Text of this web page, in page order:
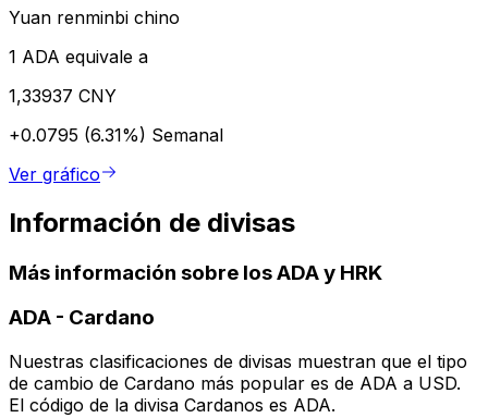
Yuan renminbi chino
1 ADA equivale a
1,33937 CNY
+0.0795 (6.31%) Semanal
Ver gráfico
Información de divisas
Más información sobre los ADA y HRK
ADA - Cardano
Nuestras clasificaciones de divisas muestran que el tipo
de cambio de Cardano más popular es de ADA a USD.
El código de la divisa Cardanos es ADA.